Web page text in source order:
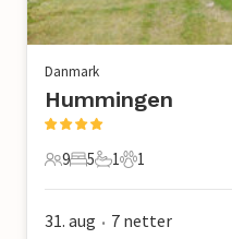
Danmark
Hummingen
9 Gjester
9
5 Soverom
5
1 Bad
1
1 Kjæledyr
1
31. aug • 7 netter